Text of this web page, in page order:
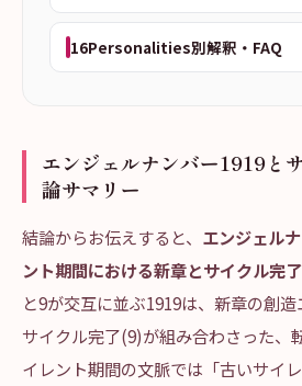
16Personalities別解釈・FAQ
エンジェルナンバー1919と
論サマリー
結論からお伝えすると、 エンジェル
ント期間における新章とサイクル完
と9が交互に並ぶ1919は、新章の創
サイクル完了(9)が組み合わさった、
イレント期間の文脈では「古いサイ